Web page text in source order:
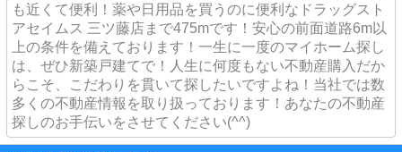
も近くて便利！薬や日用品を買うのに便利なドラッグスト
アセイムス 三ツ藤店まで475mです！安心の前面道路6m以
上の条件を備えております！一生に一度のマイホーム探し
は、ぜひ新築戸建てで！人生に何度もない不動産購入だか
らこそ、こだわりを貫いて探したいですよね！当社では数
多くの不動産情報を取り扱っております！あなたの不動産
探しのお手伝いをさせてください(^^)